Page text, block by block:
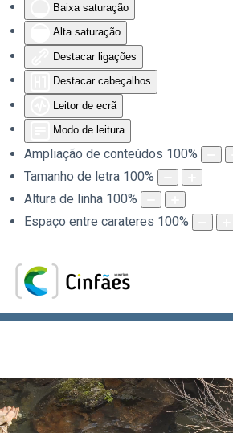
Baixa saturação
Alta saturação
Destacar ligações
Destacar cabeçalhos
Leitor de ecrã
Modo de leitura
Ampliação de conteúdos 100%
Tamanho de letra 100%
Altura de linha 100%
Espaço entre carateres 100%
.